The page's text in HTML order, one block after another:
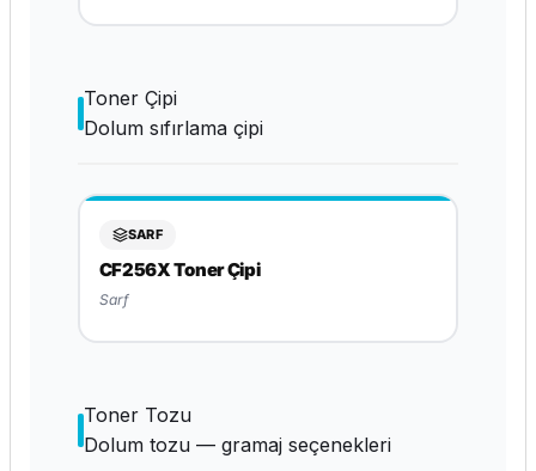
Toner Çipi
Dolum sıfırlama çipi
SARF
CF256X Toner Çipi
Sarf
Toner Tozu
Dolum tozu — gramaj seçenekleri